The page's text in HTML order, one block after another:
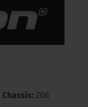
Chassis: Z06